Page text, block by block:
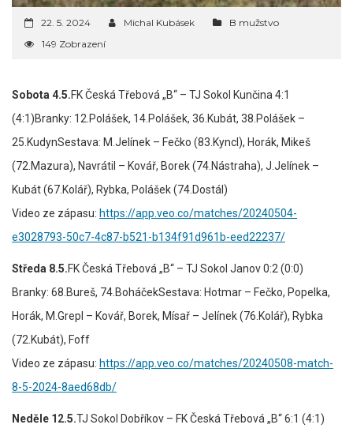
22. 5. 2024 Michal Kubásek
B mužstvo
149 Zobrazení
Sobota 4.5.FK Česká Třebová „B“ – TJ Sokol Kunčina 4:1
(4:1)Branky: 12.Polášek, 14.Polášek, 36.Kubát, 38.Polášek –
25.KudynSestava: M.Jelínek – Fečko (83.Kyncl), Horák, Mikeš
(72.Mazura), Navrátil – Kovář, Borek (74.Nástraha), J.Jelínek –
Kubát (67.Kolář), Rybka, Polášek (74.Dostál)
Video ze zápasu: https://app.veo.co/matches/20240504-
e3028793-50c7-4c87-b521-b134f91d961b-eed22237/
Středa 8.5.FK Česká Třebová „B“ – TJ Sokol Janov 0:2 (0:0)
Branky: 68.Bureš, 74.BoháčekSestava: Hotmar – Fečko, Popelka,
Horák, M.Grepl – Kovář, Borek, Mísař – Jelínek (76.Kolář), Rybka
(72.Kubát), Foff
Video ze zápasu: https://app.veo.co/matches/20240508-match-
8-5-2024-8aed68db/
Neděle 12.5.TJ Sokol Dobříkov – FK Česká Třebová „B“ 6:1 (4:1)